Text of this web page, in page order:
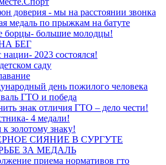
доверия - мы на расстоянии звонка
медаль по прыжкам на батуте
большие молодцы!
БЕГ
нации- 2023 состоялся!
саду
день пожилого человека
ГТО и победа
знак отличия ГТО – дело чести!
4 медали!
к золотому знаку!
СИЯНИЕ В СУРГУТЕ
ЗА МЕДАЛЬ
приема нормативов гто